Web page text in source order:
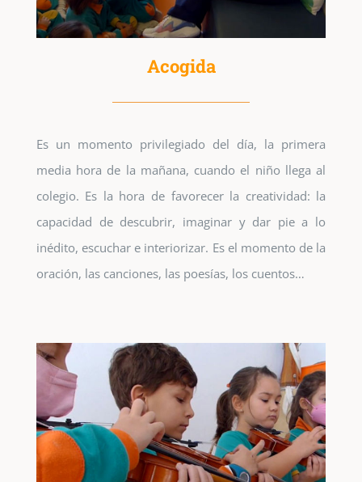
Acogida
Es un momento privilegiado del día, la primera
media hora de la mañana, cuando el niño llega al
colegio. Es la hora de favorecer la creatividad: la
capacidad de descubrir, imaginar y dar pie a lo
inédito, escuchar e interiorizar. Es el momento de la
oración, las canciones, las poesías, los cuentos…